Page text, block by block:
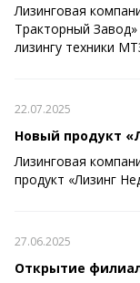
Лизинговая
Тракторный
лизингу техники
22.07.2025
Новый продукт
Лизинговая
продукт «Лизинг
27.06.2025
Открытие